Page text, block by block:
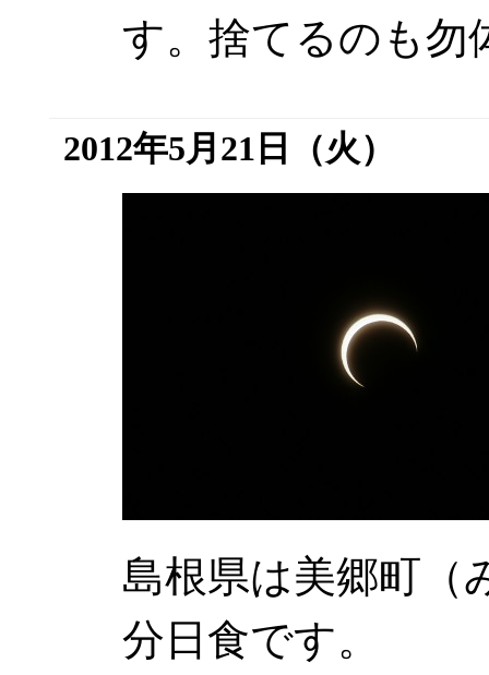
す。捨てるのも勿
2012年5月21日（火）
島根県は美郷町（
分日食です。